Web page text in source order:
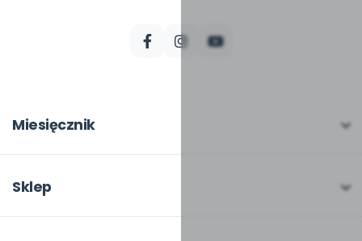
Miesięcznik
W numerze
Sklep